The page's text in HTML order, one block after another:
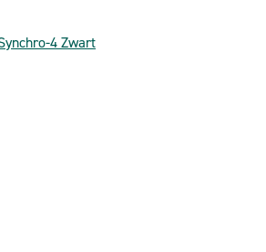
4 Zwart